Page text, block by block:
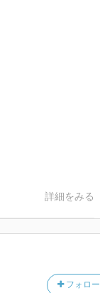
詳細をみる
フォロー